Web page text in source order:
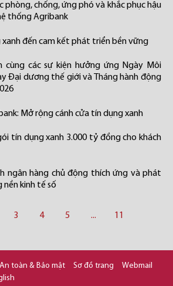
phòng, chống, ứng phó và khắc phục hậu
thống Agribank
xanh đến cam kết phát triển bền vững
cùng các sự kiện hưởng ứng Ngày Môi
Đại dương thế giới và Tháng hành động
Mở rộng cánh cửa tín dụng xanh
tín dụng xanh 3.000 tỷ đồng cho khách
ngân hàng chủ động thích ứng và phát
kinh tế số
3 4 5 ... 11
An toàn & Bảo mật Sơ đồ trang
Webmail